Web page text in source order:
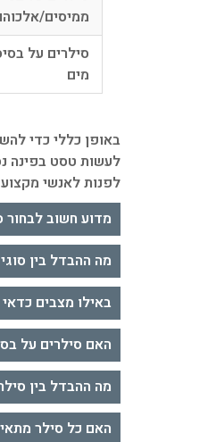
ממיסים/
סילרים על
מים
באופן כללי כדי
לעשות טסט בפינה
לפנות לאנשי מקצוע
מדוע חשוב
מה ההבדל בין
באילו מצבים
האם סילרים על
מה ההבדל בין
האם כל סילר